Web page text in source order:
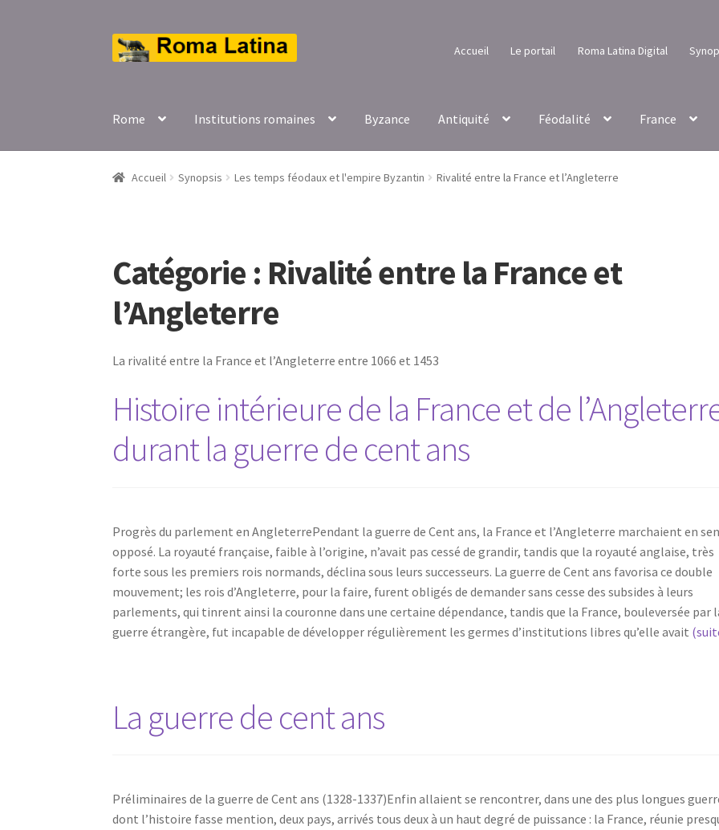
Aller
à
Aller
au
Accueil Le portail Roma Latina Digital
Rome Institutions romaines Byzance Antiquité Féodalité France
Accueil Synopsis Les temps féodaux et l'empire Byzantin Rivalité entre la France et l’Angleterre
Catégorie : Rivalité entre la France et
l’Angleterre
La rivalité entre la France et l’Angleterre entre 1066 et 1453
Histoire intérieure de la France et de
durant la guerre de cent ans
Progrès du parlement en AngleterrePendant la guerre de Cent ans, la France et l’Angleterre marchaient en
opposé. La royauté française, faible à l’origine, n’avait pas cessé de grandir, tandis que la royauté anglaise, très
forte sous les premiers rois normands, déclina sous leurs successeurs. La guerre de Cent ans favorisa ce double
mouvement; les rois d’Angleterre, pour la faire, furent obligés de demander sans cesse des subsides à leurs
parlements, qui tinrent ainsi la couronne dans une certaine dépendance, tandis que la France, bouleversée par
guerre étrangère, fut incapable de développer régulièrement les germes d’institutions libres qu’elle avait
La guerre de cent ans
Préliminaires de la guerre de Cent ans (1328-1337)Enfin allaient se rencontrer, dans une des plus longues
dont l’histoire fasse mention, deux pays, arrivés tous deux à un haut degré de puissance : la France, réunie